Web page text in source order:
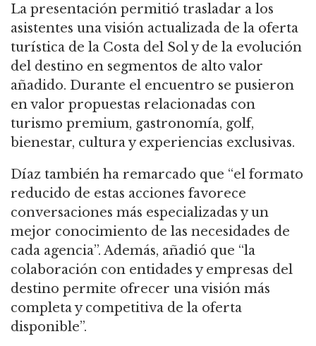
La presentación permitió trasladar a los
asistentes una visión actualizada de la oferta
turística de la Costa del Sol y de la evolución
del destino en segmentos de alto valor
añadido. Durante el encuentro se pusieron
en valor propuestas relacionadas con
turismo premium, gastronomía, golf,
bienestar, cultura y experiencias exclusivas.
Díaz también ha remarcado que “el formato
reducido de estas acciones favorece
conversaciones más especializadas y un
mejor conocimiento de las necesidades de
cada agencia”. Además, añadió que “la
colaboración con entidades y empresas del
destino permite ofrecer una visión más
completa y competitiva de la oferta
disponible”.